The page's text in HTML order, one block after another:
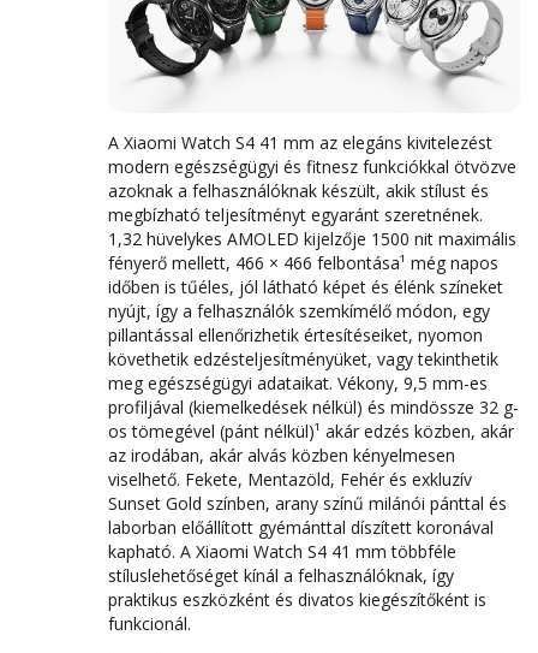
A Xiaomi Watch S4 41 mm az elegáns kivitelezést
modern egészségügyi és fitnesz funkciókkal ötvözve
azoknak a felhasználóknak készült, akik stílust és
megbízható teljesítményt egyaránt szeretnének.
1,32 hüvelykes AMOLED kijelzője 1500 nit maximális
fényerő mellett, 466 × 466 felbontása¹ még napos
időben is tűéles, jól látható képet és élénk színeket
nyújt, így a felhasználók szemkímélő módon, egy
pillantással ellenőrizhetik értesítéseiket, nyomon
követhetik edzésteljesítményüket, vagy tekinthetik
meg egészségügyi adataikat. Vékony, 9,5 mm-es
profiljával (kiemelkedések nélkül) és mindössze 32 g-
os tömegével (pánt nélkül)¹ akár edzés közben, akár
az irodában, akár alvás közben kényelmesen
viselhető. Fekete, Mentazöld, Fehér és exkluzív
Sunset Gold színben, arany színű milánói pánttal és
laborban előállított gyémánttal díszített koronával
kapható. A Xiaomi Watch S4 41 mm többféle
stíluslehetőséget kínál a felhasználóknak, így
praktikus eszközként és divatos kiegészítőként is
funkcionál.